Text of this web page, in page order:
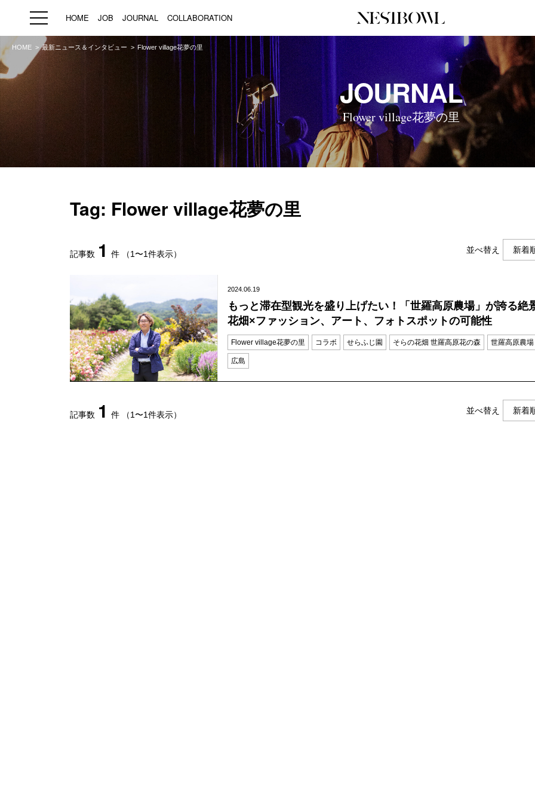
HOME JOB JOURNAL COLLABORATION
HOME JOB
求人検索
新着求人
ブランド一覧
JOURNAL
インタビュー
エデュケーション
ニュース＆イベント
データ
COLLABORATION
コラボ募集一覧
コラボ募集記事
コラボ実績案内
初め
Q&A
HOME 最新ニュース＆インタビュー Flower village花夢の里
JOURNAL
Flower village花夢の里
Tag: Flower village花夢の里
記事数 1 件 （1〜1件表示） 並べ替え
2024.06.19
もっと滞在型観光を盛り上げたい！「世羅高原農場」が誇る絶
花畑×ファッション、アート、フォトスポットの可能性
Flower village花夢の里 コラボ せらふじ園 そらの花畑 世羅高原花の森 世羅高原農場
広島
記事数 1 件 （1〜1件表示） 並べ替え